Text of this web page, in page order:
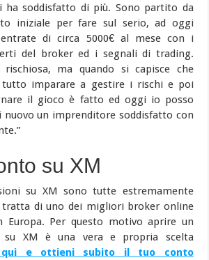
ha soddisfatto di più. Sono partito da
iniziale per fare sul serio, ad oggi
di circa 5000€ al mese con i
del broker ed i segnali di trading.
ma quando si capisce che
imparare a gestire i rischi e poi
il gioco è fatto ed oggi io posso
un imprenditore soddisfatto con
su XM
su XM sono tutte estremamente
tratta di uno dei migliori broker online
Europa. Per questo motivo aprire un
XM è una vera e propria scelta
qui e ottieni subito il tuo conto